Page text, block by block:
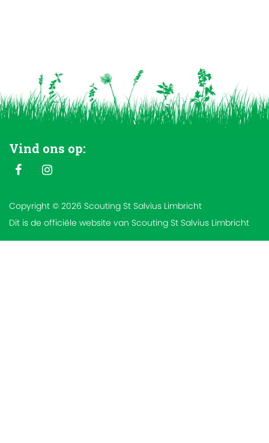
Vind ons op:
Copyright © 2026 Scouting St Salvius Limbricht
Dit is de officiële website van Scouting St Salvius Limbricht